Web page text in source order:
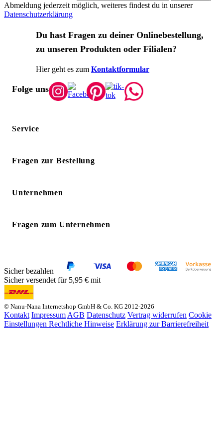
Abmeldung jederzeit möglich, weiteres findest du in unserer
Datenschutzerklärung
Du hast Fragen zu deiner Onlinebestellung,
zu unseren Produkten oder Filialen?
Hier geht es zum Kontaktformular
Folge uns
Service
Fragen zur Bestellung
Unternehmen
Fragen zum Unternehmen
Sicher bezahlen
Sicher versendet für 5,95 € mit
© Nanu-Nana Internetshop GmbH & Co. KG 2012-2026
Kontakt Impressum AGB Datenschutz Vertrag widerrufen Cookie
Einstellungen Rechtliche Hinweise Erklärung zur Barrierefreiheit